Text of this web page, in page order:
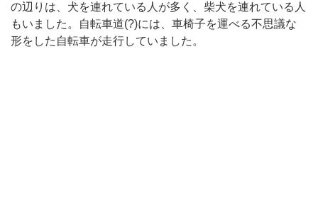
の辺りは、犬を連れている人が多く、柴犬を連れている人
もいました。自転車道(?)には、車椅子を運べる不思議な
形をした自転車が走行していました。